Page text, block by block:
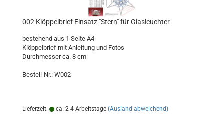
002 Klöppelbrief Einsatz "Stern" für Glasleuchter
bestehend aus 1 Seite A4
Klöppelbrief mit Anleitung und Fotos
Durchmesser ca. 8 cm
Bestell-Nr.: W002
Lieferzeit: ca. 2-4 Arbeitstage (Ausland abweichend)